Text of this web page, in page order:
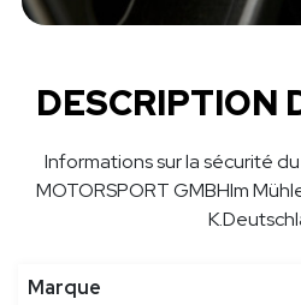
DESCRIPTION
Informations sur la sécurité
MOTORSPORT GMBHIm
Marque